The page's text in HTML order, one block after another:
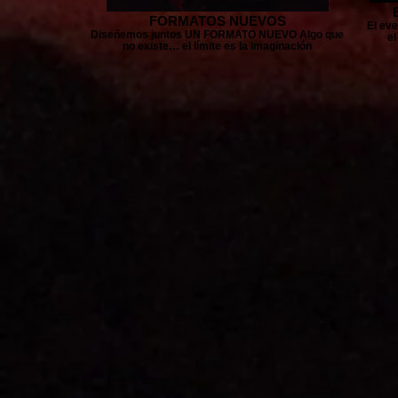
FORMATOS NUEVOS
Diseñemos juntos UN FORMATO NUEVO Algo que
no existe… el límite es la imaginación
El
el